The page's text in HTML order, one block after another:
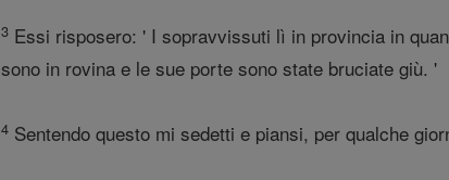
3 Essi risposero: ' I sopravvissuti lì in provincia in
sono in rovina e le sue porte sono state bruciate giù. '
4 Sentendo questo mi sedetti e piansi, per qualche